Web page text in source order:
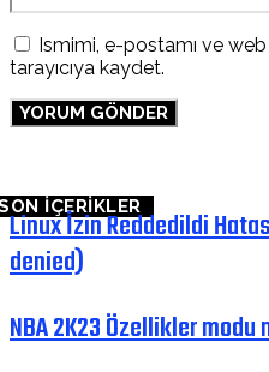
Ismimi, e-postamı ve
tarayıcıya kaydet.
İÇERİKLER
Linux İzin Reddedildi
denied)
NBA 2K23 Özellikler